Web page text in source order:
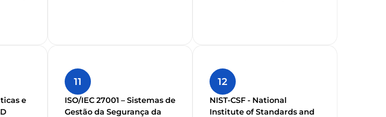
e
11
ISO/IEC 27001 – Sistemas de
Gestão da Segurança da
12
NIST-CSF - National
Institute of Standards and